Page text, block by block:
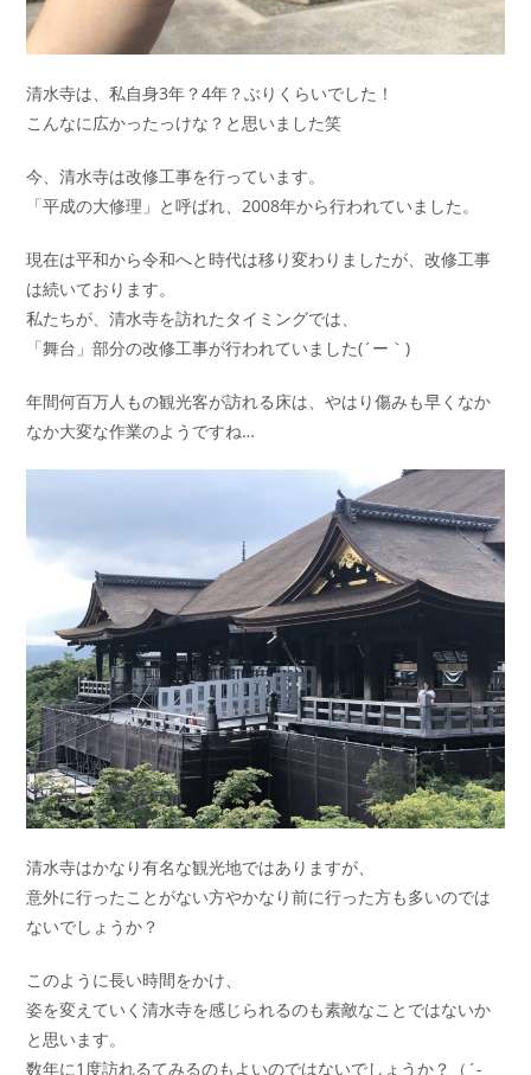
清水寺は、私自身3年？4年？ぶりくらいでした！
こんなに広かったっけな？と思いました笑
今、清水寺は改修工事を行っています。
「平成の大修理」と呼ばれ、2008年から行われていました。
現在は平和から令和へと時代は移り変わりましたが、改修工事
は続いております。
私たちが、清水寺を訪れたタイミングでは、
「舞台」部分の改修工事が行われていました(´ー｀)
年間何百万人もの観光客が訪れる床は、やはり傷みも早くなか
なか大変な作業のようですね…
清水寺はかなり有名な観光地ではありますが、
意外に行ったことがない方やかなり前に行った方も多いのでは
ないでしょうか？
このように長い時間をかけ、
姿を変えていく清水寺を感じられるのも素敵なことではないか
と思います。
数年に1度訪れるてみるのもよいのではないでしょうか？（´-